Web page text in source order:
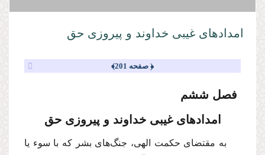
امدادهاى غیبى خداوند و پیروزى حق
﴿ صفحه 201﴾
فصل ششم
امدادهاى غیبى خداوند و پیروزى حق
به مقتضاى حكمت الهى، جنگ‌هاى بشر كه با سوء یا